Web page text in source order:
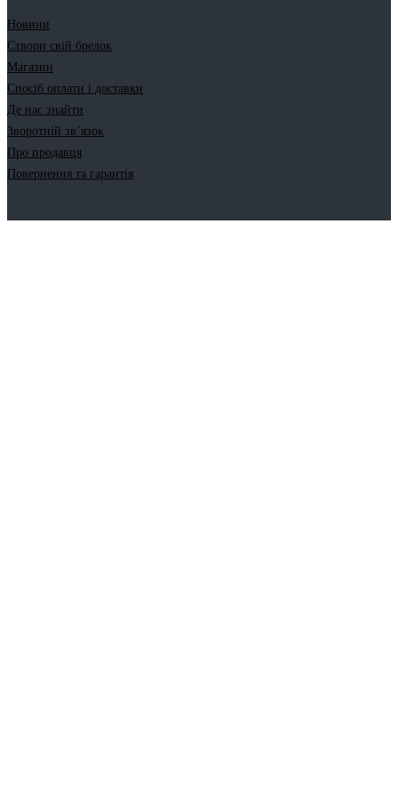
Новини
Створи свій брелок
Магазин
Спосіб оплати і доставки
Де нас знайти
Зворотній зв’язок
Про продавця
Повернення та гарантія